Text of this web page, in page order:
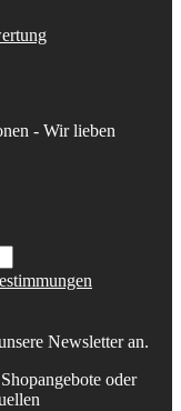
Newsletter an.
oder